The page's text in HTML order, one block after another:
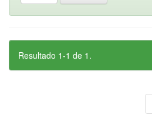
Resultado 1-1 de 1.